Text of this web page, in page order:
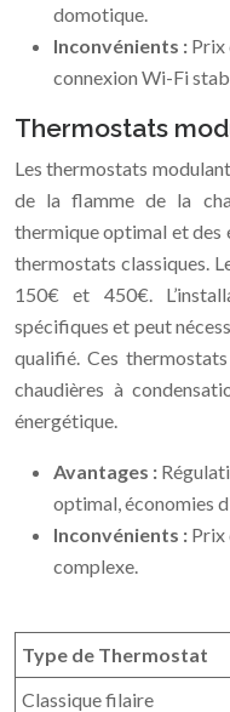
domotique.
Inconvénients : Prix
connexion Wi-Fi
Thermostats
Les thermostats
de la flamme de la
thermique optimal et des
thermostats classiques.
150€ et 450€.
spécifiques et peut
qualifié. Ces
chaudières à
énergétique.
Avantages :
optimal, économies
Inconvénients : Prix
complexe.
Type de Thermostat
Classique filaire